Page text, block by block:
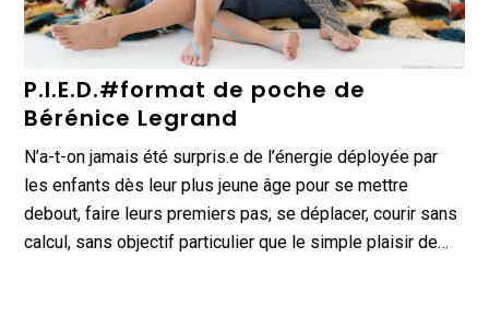
P.I.E.D.#format de poche de
Bérénice Legrand
N’a-t-on jamais été surpris.e de l’énergie déployée par
les enfants dès leur plus jeune âge pour se mettre
debout, faire leurs premiers pas, se déplacer, courir sans
calcul, sans objectif particulier que le simple plaisir de…